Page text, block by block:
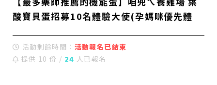
酸寶貝蛋招募10名體驗大使(孕媽咪優先體
活動剩餘時間： 活動報名已結束
提供 10 份 / 24 人已報名